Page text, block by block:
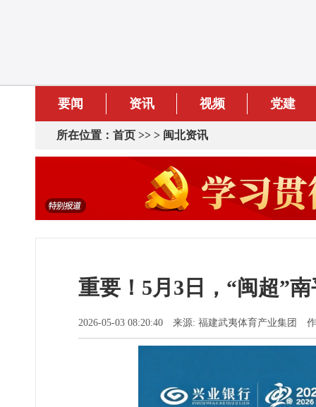
要闻 资讯 视频 党建
所在位置： 首页 >> > 闽北资讯
重要！5月3日，“闽超”
2026-05-03 08:20:40 来源: 福建武夷体育产业集团